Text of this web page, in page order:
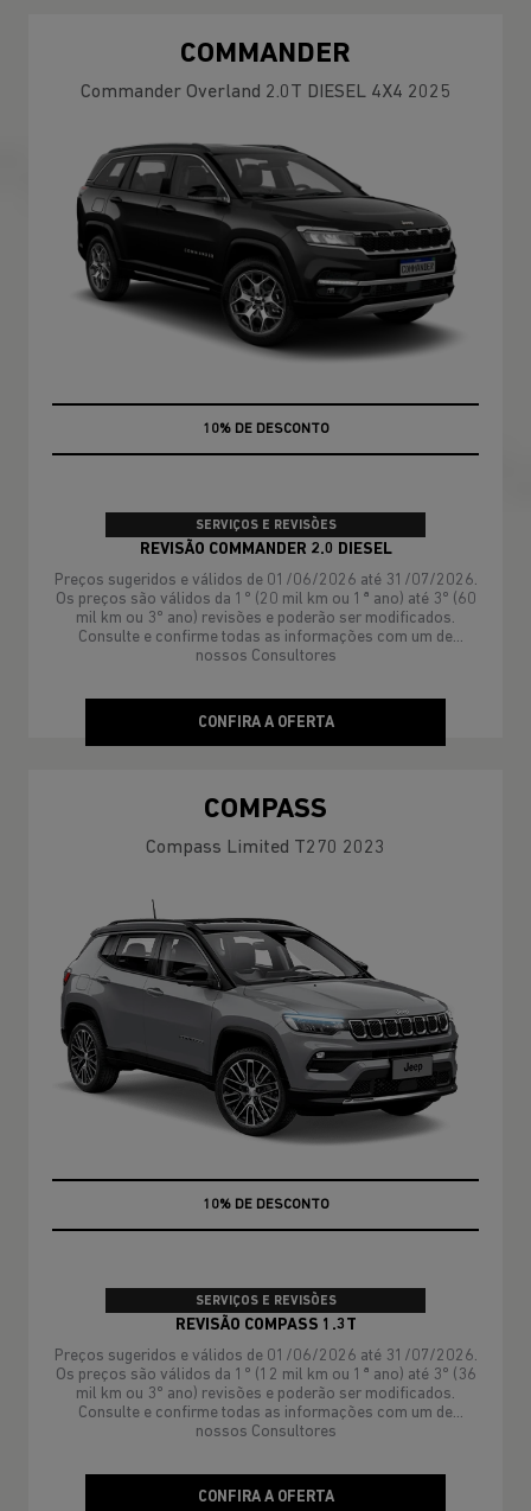
COMMANDER
Commander Overland 2.0T DIESEL 4X4 2025
MÃO DE OBRA
SERVIÇOS E REVISÕES
REVISÃO COMMANDER 2.0 DIESEL
Preços sugeridos e válidos de 01/06/2026 até 31/07/2026.
Os preços são válidos da 1º (20 mil km ou 1ª ano) até 3º (60
mil km ou 3º ano) revisões e poderão ser modificados.
Consulte e confirme todas as informações com um de
nossos Consultores
CONFIRA A OFERTA
COMPASS
Compass Limited T270 2023
MÃO DE OBRA
SERVIÇOS E REVISÕES
REVISÃO COMPASS 1.3T
Preços sugeridos e válidos de 01/06/2026 até 31/07/2026.
Os preços são válidos da 1º (12 mil km ou 1ª ano) até 3º (36
mil km ou 3º ano) revisões e poderão ser modificados.
Consulte e confirme todas as informações com um de
nossos Consultores
CONFIRA A OFERTA